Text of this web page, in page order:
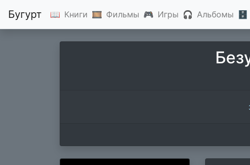
Бугурт 📖 Книги 🎞 Фильмы 🎮 Игры 🎧 Альбомы 🗄